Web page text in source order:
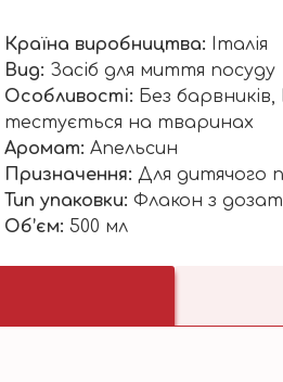
посуду
пустушок
Organic
АПЕЛЬСИНА
500мл.
Країна виробництва: Італія
Вид: Засіб для миття посуду
Особливості: Без
тестується на тваринах
Аромат: Апельсин
Призначення: Для дитячого
Тип упаковки: Флакон з
Об’єм: 500 мл